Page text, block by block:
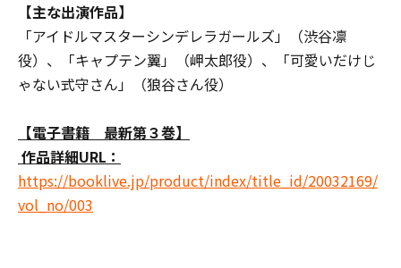
【主な出演作品】
「アイドルマスターシンデレラガールズ」（渋谷凛
役）、「キャプテン翼」（岬太郎役）、「可愛いだけじ
ゃない式守さん」（狼谷さん役）
【電子書籍 最新第３巻】
作品詳細URL：
https://booklive.jp/product/index/title_id/20032169/
vol_no/003